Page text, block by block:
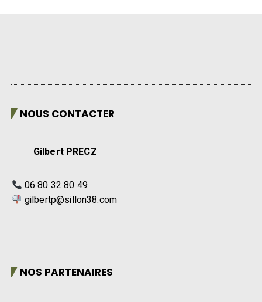
NOUS CONTACTER
Gilbert PRECZ
06 80 32 80 49
gilbertp@sillon38.com
NOS PARTENAIRES